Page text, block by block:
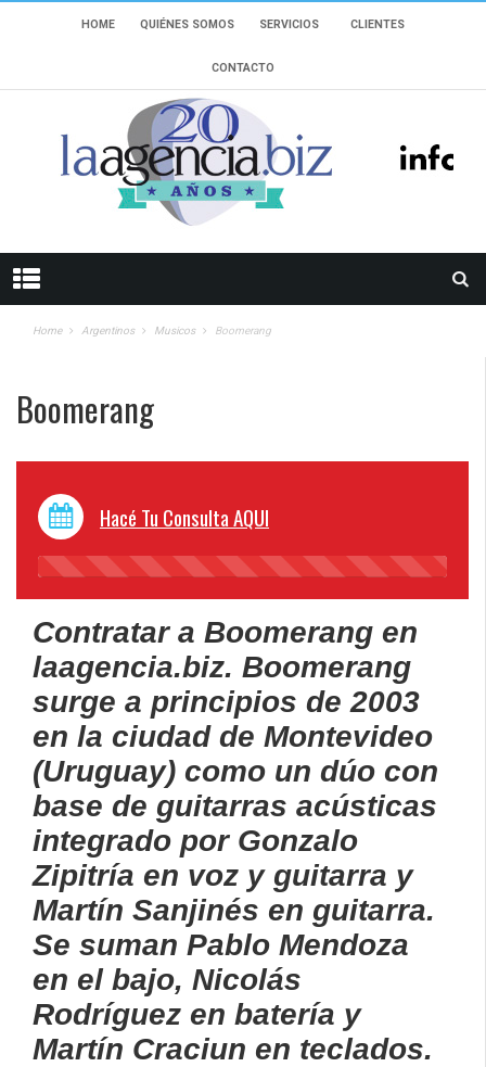
HOME QUIÉNES SOMOS SERVICIOS CLIENTES
CONTACTO
Home Argentinos Musicos Boomerang
Boomerang
Hacé Tu Consulta AQUI
45%
Contratar a Boomerang en
laagencia.biz. Boomerang
surge a principios de 2003
en la ciudad de Montevideo
(Uruguay) como un dúo con
base de guitarras acústicas
integrado por Gonzalo
Zipitría en voz y guitarra y
Martín Sanjinés en guitarra.
Se suman Pablo Mendoza
en el bajo, Nicolás
Rodríguez en batería y
Martín Craciun en teclados.